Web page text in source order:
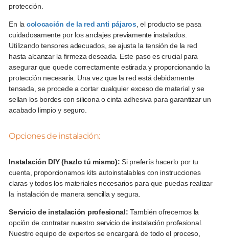
protección.
En la colocación de la red anti pájaros , el producto se pasa
cuidadosamente por los anclajes previamente instalados.
Utilizando tensores adecuados, se ajusta la tensión de la red
hasta alcanzar la firmeza deseada. Este paso es crucial para
asegurar que quede correctamente estirada y proporcionando la
protección necesaria. Una vez que la red está debidamente
tensada, se procede a cortar cualquier exceso de material y se
sellan los bordes con silicona o cinta adhesiva para garantizar un
acabado limpio y seguro.
Opciones de instalación:
Instalación DIY (hazlo tú mismo): Si preferís hacerlo por tu
cuenta, proporcionamos kits autoinstalables con instrucciones
claras y todos los materiales necesarios para que puedas realizar
la instalación de manera sencilla y segura.
Servicio de instalación profesional: También ofrecemos la
opción de contratar nuestro servicio de instalación profesional.
Nuestro equipo de expertos se encargará de todo el proceso,